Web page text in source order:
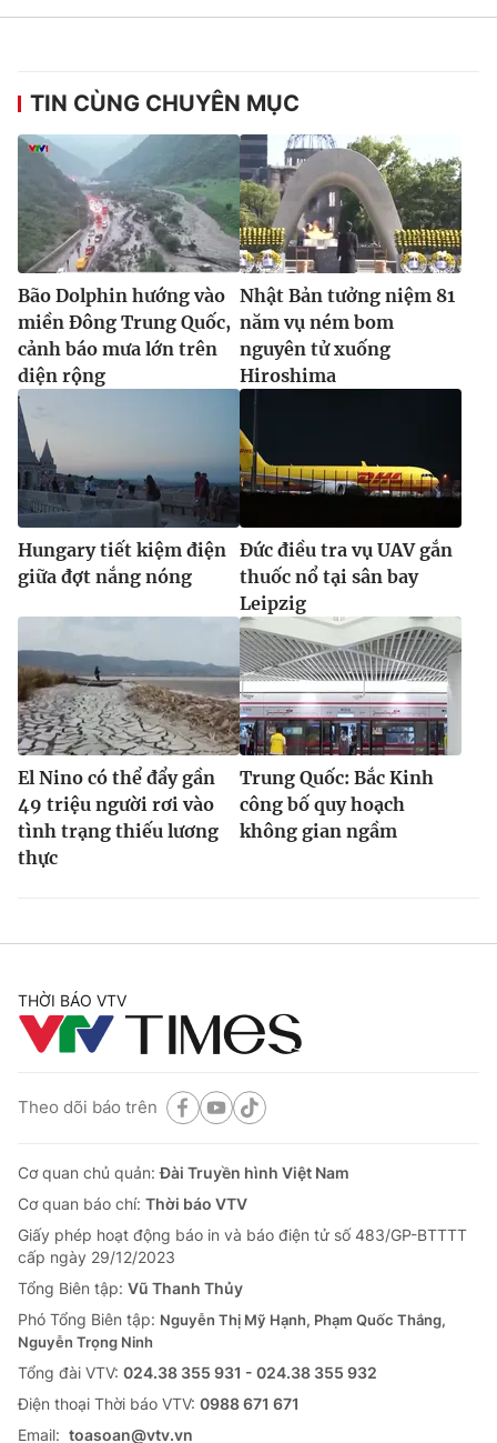
TIN CÙNG CHUYÊN MỤC
Bão Dolphin hướng vào
miền Đông Trung Quốc,
cảnh báo mưa lớn trên
diện rộng
Nhật Bản tưởng niệm 81
năm vụ ném bom
nguyên tử xuống
Hiroshima
Hungary tiết kiệm điện
giữa đợt nắng nóng
Đức điều tra vụ UAV gắn
thuốc nổ tại sân bay
Leipzig
El Nino có thể đẩy gần
49 triệu người rơi vào
tình trạng thiếu lương
thực
Trung Quốc: Bắc Kinh
công bố quy hoạch
không gian ngầm
THỜI BÁO VTV
Theo dõi báo trên
Cơ quan chủ quản:Đài Truyền hình Việt Nam
Cơ quan báo chí: Thời báo VTV
Giấy phép hoạt động báo in và báo điện tử số 483/GP-BTTTT
cấp ngày 29/12/2023
Tổng Biên tập: Vũ Thanh Thủy
Phó Tổng Biên tập: Nguyễn Thị Mỹ Hạnh, Phạm Quốc Thắng,
Nguyễn Trọng Ninh
Tổng đài VTV: 024.38 355 931 - 024.38 355 932
Ðiện thoại Thời báo VTV: 0988 671 671
Email: toasoan@vtv.vn